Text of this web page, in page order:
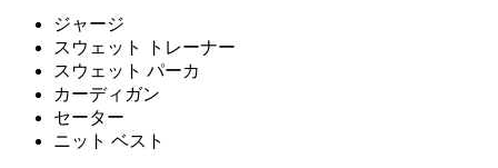
ジャージ
スウェット トレーナー
スウェット パーカ
カーディガン
セーター
ニット ベスト